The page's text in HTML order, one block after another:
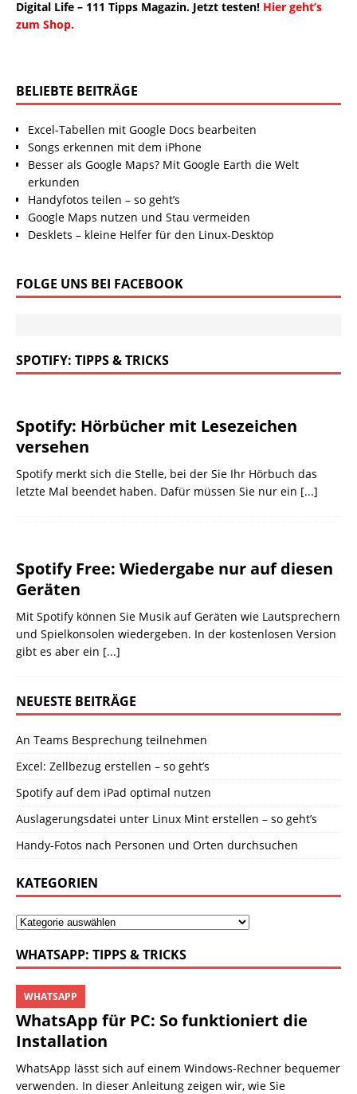
Digital Life – 111 Tipps Magazin. Jetzt testen! Hier geht’s
zum Shop.
BELIEBTE BEITRÄGE
Excel-Tabellen mit Google Docs bearbeiten
Songs erkennen mit dem iPhone
Besser als Google Maps? Mit Google Earth die Welt
erkunden
Handyfotos teilen – so geht’s
Google Maps nutzen und Stau vermeiden
Desklets – kleine Helfer für den Linux-Desktop
FOLGE UNS BEI FACEBOOK
SPOTIFY: TIPPS & TRICKS
Spotify: Hörbücher mit Lesezeichen
versehen
Spotify merkt sich die Stelle, bei der Sie Ihr Hörbuch das
letzte Mal beendet haben. Dafür müssen Sie nur ein [...]
Spotify Free: Wiedergabe nur auf diesen
Geräten
Mit Spotify können Sie Musik auf Geräten wie Lautsprechern
und Spielkonsolen wiedergeben. In der kostenlosen Version
gibt es aber ein [...]
NEUESTE BEITRÄGE
An Teams Besprechung teilnehmen
Excel: Zellbezug erstellen – so geht’s
Spotify auf dem iPad optimal nutzen
Auslagerungsdatei unter Linux Mint erstellen – so geht’s
Handy-Fotos nach Personen und Orten durchsuchen
KATEGORIEN
WHATSAPP: TIPPS & TRICKS
WhatsApp für PC: So funktioniert die
Installation
WHATSAPP
WhatsApp lässt sich auf einem Windows-Rechner bequemer
verwenden. In dieser Anleitung zeigen wir, wie Sie